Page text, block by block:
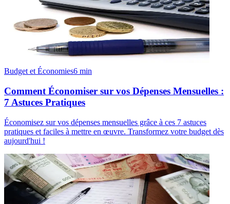
Budget et Économies6 min
Comment Économiser sur vos Dépenses Mensuelles :
7 Astuces Pratiques
Économisez sur vos dépenses mensuelles grâce à ces 7 astuces
pratiques et faciles à mettre en œuvre. Transformez votre budget dès
aujourd'hui !